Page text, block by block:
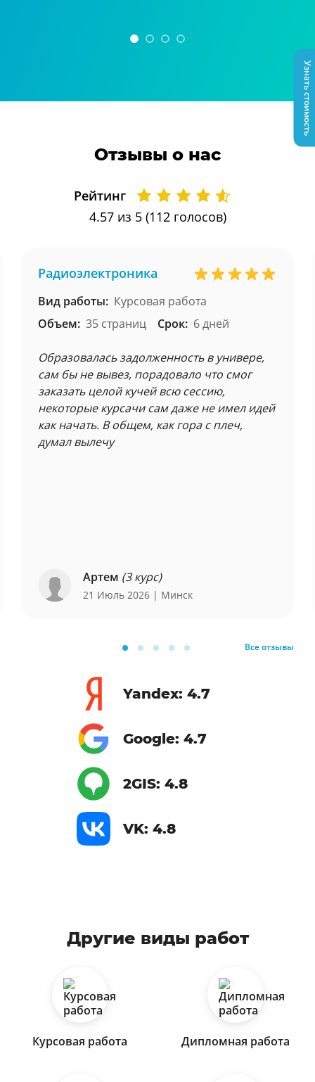
Отзывы о нас
Рейтинг
4.57из 5 (112 голосов)
Радиоэлектроника
Вид работы: Курсовая работа
Объем: 35 страниц Срок: 6 дней
Образовалась задолженность в универе,
сам бы не вывез, порадовало что смог
заказать целой кучей всю сессию,
некоторые курсачи сам даже не имел идей
как начать. В общем, как гора с плеч,
думал вылечу
Артем (3 курс)
21 Июль 2026 | Минск
Все отзывы
Yandex: 4.7
Google: 4.7
2GIS: 4.8
VK: 4.8
Другие виды работ
Курсовая работа Дипломная работа
Узнать стоимость